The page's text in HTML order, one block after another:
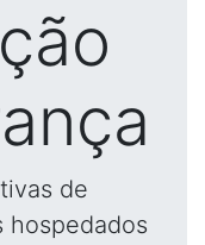
de
hospedados